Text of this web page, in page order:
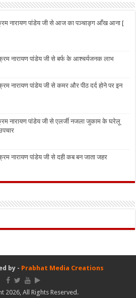
नारायण पांडेय जी से आज का पञ्चाङ्ग आँख आना [
नारायण पांडेय जी से बर्फ के आश्चर्यजनक लाभ
नारायण पांडेय जी से कमर और पीठ दर्द होने पर इन
नारायण पांडेय जी से एलर्जी नजला जुकाम के घरेलू
नारायण पांडेय जी से दही कब बन जाता जहर
by - Prabhat Media Creations
2026, All Rights Reserved.